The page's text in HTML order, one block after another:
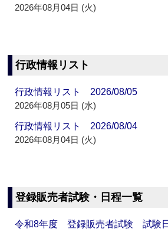
2026年08月04日 (火)
行政情報リスト
行政情報リスト 2026/08/05
2026年08月05日 (水)
行政情報リスト 2026/08/04
2026年08月04日 (火)
登録販売者試験・日程一覧
令和8年度 登録販売者試験 試験